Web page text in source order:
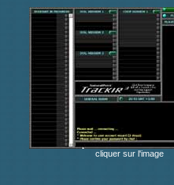
cliquer sur l'image